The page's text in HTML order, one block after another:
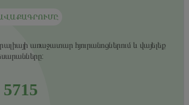
առաջատար հյուրանոցներում և վայելեք